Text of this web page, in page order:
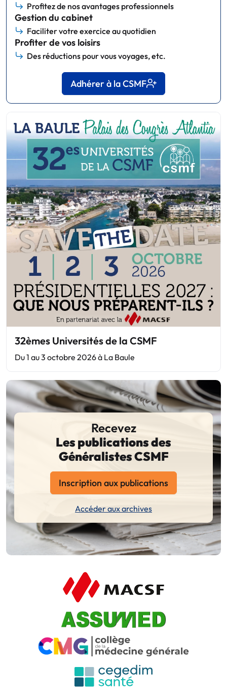
Profitez de nos avantages professionnels
Gestion du cabinet
Faciliter votre exercice au quotidien
Profiter de vos loisirs
Des réductions pour vous voyages, etc.
Adhérer à la CSMF
32èmes Universités de la CSMF
Du 1 au 3 octobre 2026 à La Baule
Recevez
Les publications des
Généralistes CSMF
Inscription aux publications
Accéder aux archives